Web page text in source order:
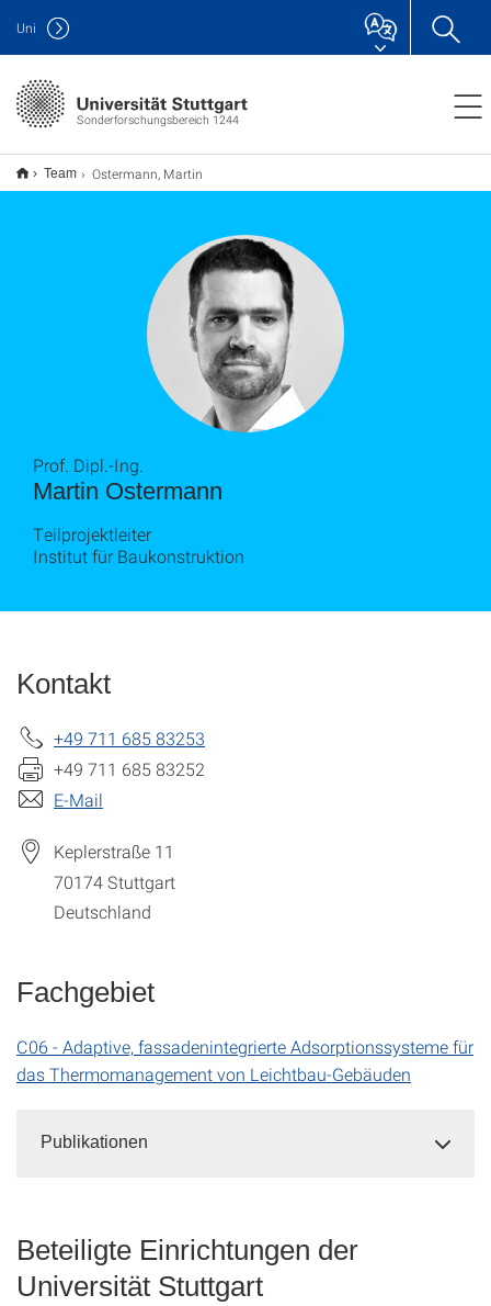
Sonderforschungsbereich 1244
Uni
Team Ostermann, Martin
Martin Ostermann
Prof. Dipl.-Ing.
Teilprojektleiter
Institut für Baukonstruktion
Kontakt
+49 711 685 83253
+49 711 685 83252
E-Mail
Keplerstraße 11
70174Stuttgart
Deutschland
Fachgebiet
C06 - Adaptive, fassadenintegrierte Adsorptionssysteme für
das Thermomanagement von Leichtbau-Gebäuden
Publikationen
Beteiligte Einrichtungen der
Universität Stuttgart